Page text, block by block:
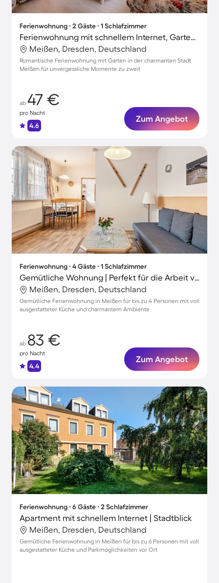
Ferienwohnung ∙ 2 Gäste ∙ 1 Schlafzimmer
Ferienwohnung mit schnellem Internet, Garten und Grill | Gartenblick
Meißen, Dresden, Deutschland
Romantische Ferienwohnung mit Garten in der charmanten Stadt
Meißen für unvergessliche Momente zu zweit
ab 47 €
pro Nacht
4.6
Zum Angebot
Ferienwohnung ∙ 4 Gäste ∙ 1 Schlafzimmer
Gemütliche Wohnung | Perfekt für die Arbeit von Zuhause
Meißen, Dresden, Deutschland
Gemütliche Ferienwohnung in Meißen für bis zu 4 Personen mit voll
ausgestatteter Küche und charmantem Ambiente
ab 83 €
pro Nacht
4.4
Zum Angebot
Ferienwohnung ∙ 6 Gäste ∙ 2 Schlafzimmer
Apartment mit schnellem Internet | Stadtblick
Meißen, Dresden, Deutschland
Gemütliche Ferienwohnung in Meißen für bis zu 6 Personen mit voll
ausgestatteter Küche und Parkmöglichkeiten vor Ort